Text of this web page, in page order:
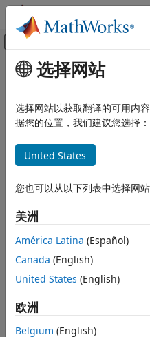
跳到内容
画布外导航菜单切
文档主页
Parallel Computing Toolbox
GPU CUDA 和 MEX 编程
mexcuda
语法
描述
提示
版本历史记录
另请参阅
主要内容
本页采用了机器翻译。点击
mexcuda
编译 MEX 函数或 PTX 文件以
语法
mexcuda filenames
mexcuda option1 ...
说明
mexcudafilenames将源文件
编译器编译使用 NVIDIA
件定义和启动 GPU 内核。此
API，以允许 MEX 文件读取
选择网站
选择网站以获取翻译的可用内
据您的位置，我们建议您选择：
United States
您也可以从以下列表中选择网站
美洲
América Latina (Español)
Canada (English)
United States (English)
欧洲
Belgium (English)